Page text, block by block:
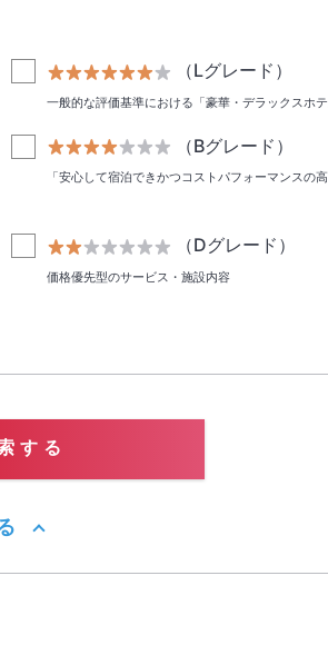
（Lグレード）
一般的な評価基準における「豪華・デラックスホテ
（Bグレード）
「安心して宿泊できかつコストパフォーマンスの
（Dグレード）
価格優先型のサービス・施設内容
ベッドタイプ2台
水上コテージ
する